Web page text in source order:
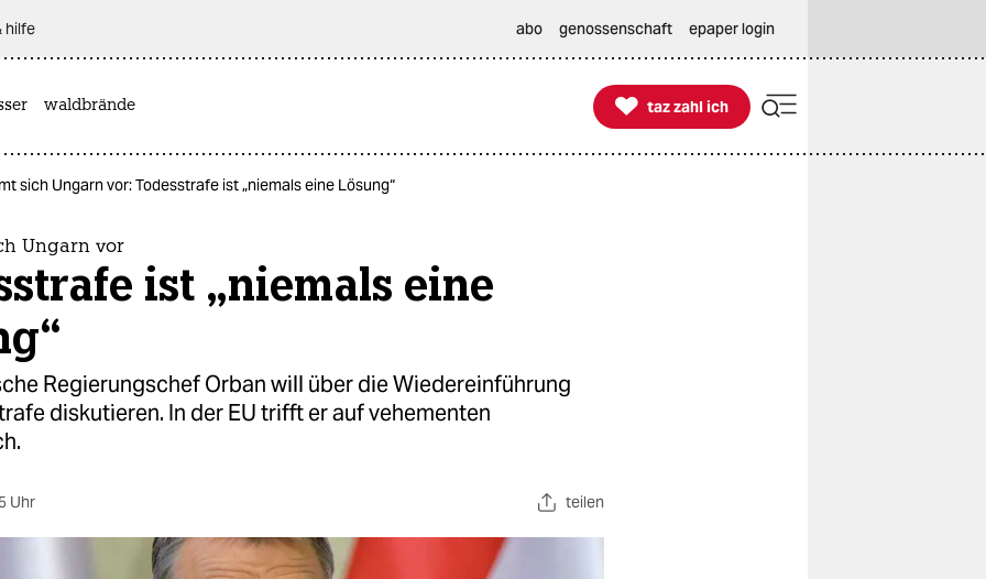
hilfe abo genossenschaft epaper login
waldbrände 
taz zahl ich
taz zahl ich
sich Ungarn vor: Todesstrafe ist „niemals eine Lösung“
Ungarn vor
ist „niemals eine
Regierungschef Orban will über die Wiedereinführung
diskutieren. In der EU trifft er auf vehementen
Uhr teilen